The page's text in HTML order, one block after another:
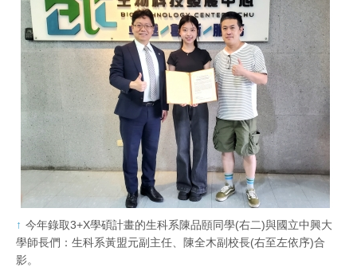
今年錄取3+X學碩計畫的生科系陳品頤同學(右二)與國立中興大
學師長們：生科系黃盟元副主任、陳全木副校長(右至左依序)合
影。